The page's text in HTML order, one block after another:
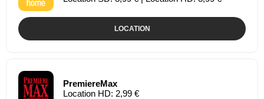
LOCATION
PremiereMax
Location HD: 2,99 €